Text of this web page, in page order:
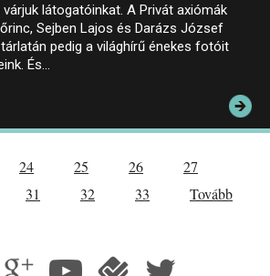
látogatóinkat. A Privát axiómák
Sejben Lajos és Darázs József
pedig a világhírű énekes fotóit
És…
24 25 26
27
31 32 33
Tovább